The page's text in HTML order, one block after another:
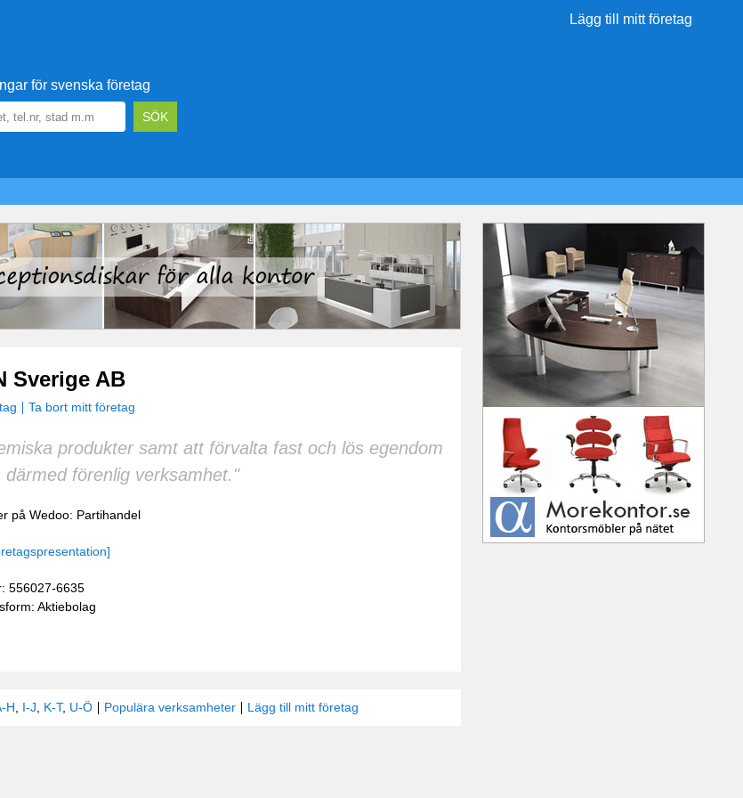
Lägg till mitt företag
för svenska företag
Sverige AB
Ta bort mitt företag
produkter samt att förvalta fast och lös egendom
förenlig verksamhet."
på Wedoo: Partihandel
556027-6635
Aktiebolag
H I-J K-T, U-Ö Populära verksamheter Lägg till mitt företag